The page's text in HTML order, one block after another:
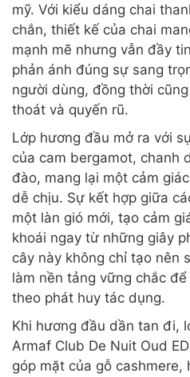
mỹ. Với kiểu dáng chai
chắn, thiết kế của chai
mạnh mẽ nhưng vẫn đầy
phản ánh đúng sự sang
người dùng, đồng thời
thoát và quyến rũ.
Lớp hương đầu mở ra với
của cam bergamot, chanh
đào, mang lại một cảm
dễ chịu. Sự kết hợp giữa
một làn gió mới, tạo cảm
khoái ngay từ những giây
cây này không chỉ tạo nên
làm nền tảng vững chắc
theo phát huy tác dụng.
Khi hương đầu dần tan đi,
Armaf Club De Nuit Oud
góp mặt của gỗ cashmere,